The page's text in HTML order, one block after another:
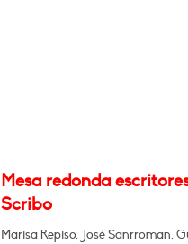
Mesa redonda
Scribo
Marisa Repiso, José Sanrroman,